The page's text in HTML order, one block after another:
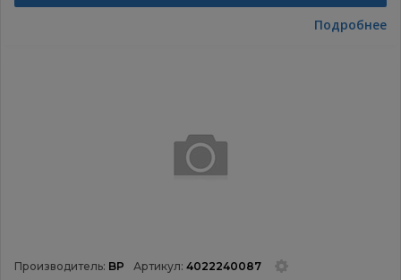
Подробнее
Производитель: BP Артикул: 4022240087